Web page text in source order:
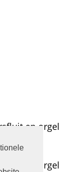
en orgel
en orgel